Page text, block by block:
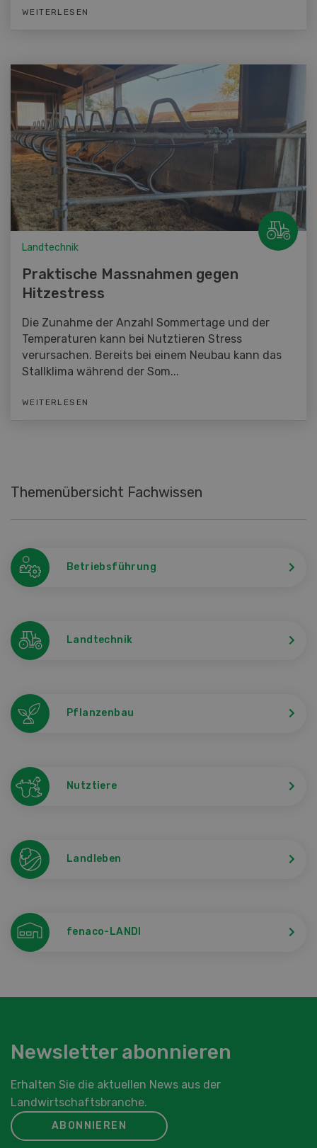
WEITERLESEN
Landtechnik
Praktische Massnahmen gegen
Hitzestress
Die Zunahme der Anzahl Sommertage und der
Temperaturen kann bei Nutztieren Stress
verursachen. Bereits bei einem Neubau kann das
Stallklima während der Som...
WEITERLESEN
Themenübersicht Fachwissen
Betriebsführung
Landtechnik
Pflanzenbau
Nutztiere
Landleben
fenaco-LANDI
Newsletter abonnieren
Erhalten Sie die aktuellen News aus der
Landwirtschaftsbranche.
ABONNIEREN